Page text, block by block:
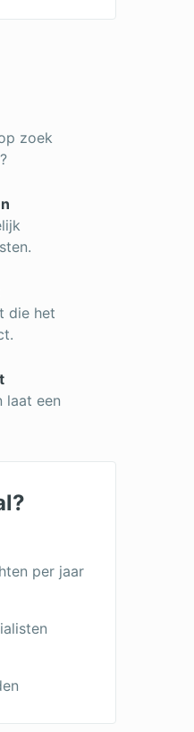
zoek
die het
laat een
per jaar